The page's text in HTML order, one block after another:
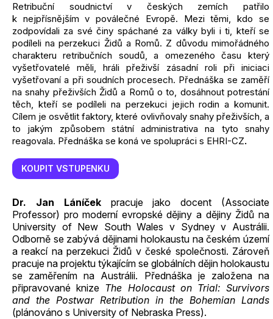
Retribuční soudnictví v českých zemích patřilo
k nejpřísnějším v poválečné Evropě. Mezi těmi, kdo se
zodpovídali za své činy spáchané za války byli i ti, kteří se
podíleli na perzekuci Židů a Romů. Z důvodu mimořádného
charakteru retribučních soudů, a omezeného času který
vyšetřovatelé měli, hráli přeživší zásadní roli při iniciaci
vyšetřovaní a při soudních procesech. Přednáška se zaměří
na snahy přeživších Židů a Romů o to, dosáhnout potrestání
těch, kteří se podíleli na perzekuci jejich rodin a komunit.
Cílem je osvětlit faktory, které ovlivňovaly snahy přeživších, a
to jakým způsobem státní administrativa na tyto snahy
reagovala. Přednáška se koná ve spolupráci s EHRI-CZ.
KOUPIT VSTUPENKU
Dr. Jan Láníčekpracuje jako docent (Associate
Professor) pro moderní evropské dějiny a dějiny Židů na
University of New South Wales v Sydney v Austrálii.
Odborně se zabývá dějinami holokaustu na českém území
a reakcí na perzekuci Židů v české společnosti. Zároveň
pracuje na projektu týkajícím se globálních dějin holokaustu
se zaměřením na Austrálii. Přednáška je založena na
připravované knize The Holocaust on Trial: Survivors
and the Postwar Retribution in the Bohemian Lands
(plánováno s University of Nebraska Press).